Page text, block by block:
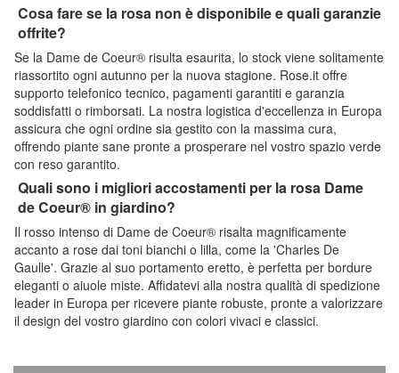
Cosa fare se la rosa non è disponibile e quali garanzie
offrite?
Se la Dame de Coeur® risulta esaurita, lo stock viene solitamente
riassortito ogni autunno per la nuova stagione. Rose.it offre
supporto telefonico tecnico, pagamenti garantiti e garanzia
soddisfatti o rimborsati. La nostra logistica d'eccellenza in Europa
assicura che ogni ordine sia gestito con la massima cura,
offrendo piante sane pronte a prosperare nel vostro spazio verde
con reso garantito.
Quali sono i migliori accostamenti per la rosa Dame
de Coeur® in giardino?
Il rosso intenso di Dame de Coeur® risalta magnificamente
accanto a rose dai toni bianchi o lilla, come la 'Charles De
Gaulle'. Grazie al suo portamento eretto, è perfetta per bordure
eleganti o aiuole miste. Affidatevi alla nostra qualità di spedizione
leader in Europa per ricevere piante robuste, pronte a valorizzare
il design del vostro giardino con colori vivaci e classici.